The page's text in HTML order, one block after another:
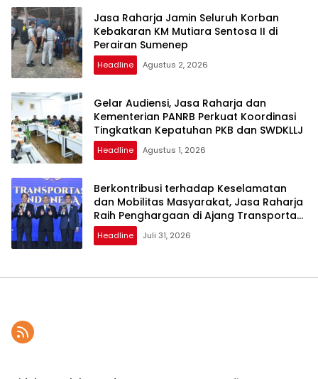
Jasa Raharja Jamin Seluruh Korban
Kebakaran KM Mutiara Sentosa II di
Perairan Sumenep
Headline Agustus 2, 2026
Gelar Audiensi, Jasa Raharja dan
Kementerian PANRB Perkuat Koordinasi
Tingkatkan Kepatuhan PKB dan SWDKLLJ
Headline Agustus 1, 2026
Berkontribusi terhadap Keselamatan
dan Mobilitas Masyarakat, Jasa Raharja
Raih Penghargaan di Ajang Transportasi
Indonesia Awards 2026
Headline Juli 31, 2026